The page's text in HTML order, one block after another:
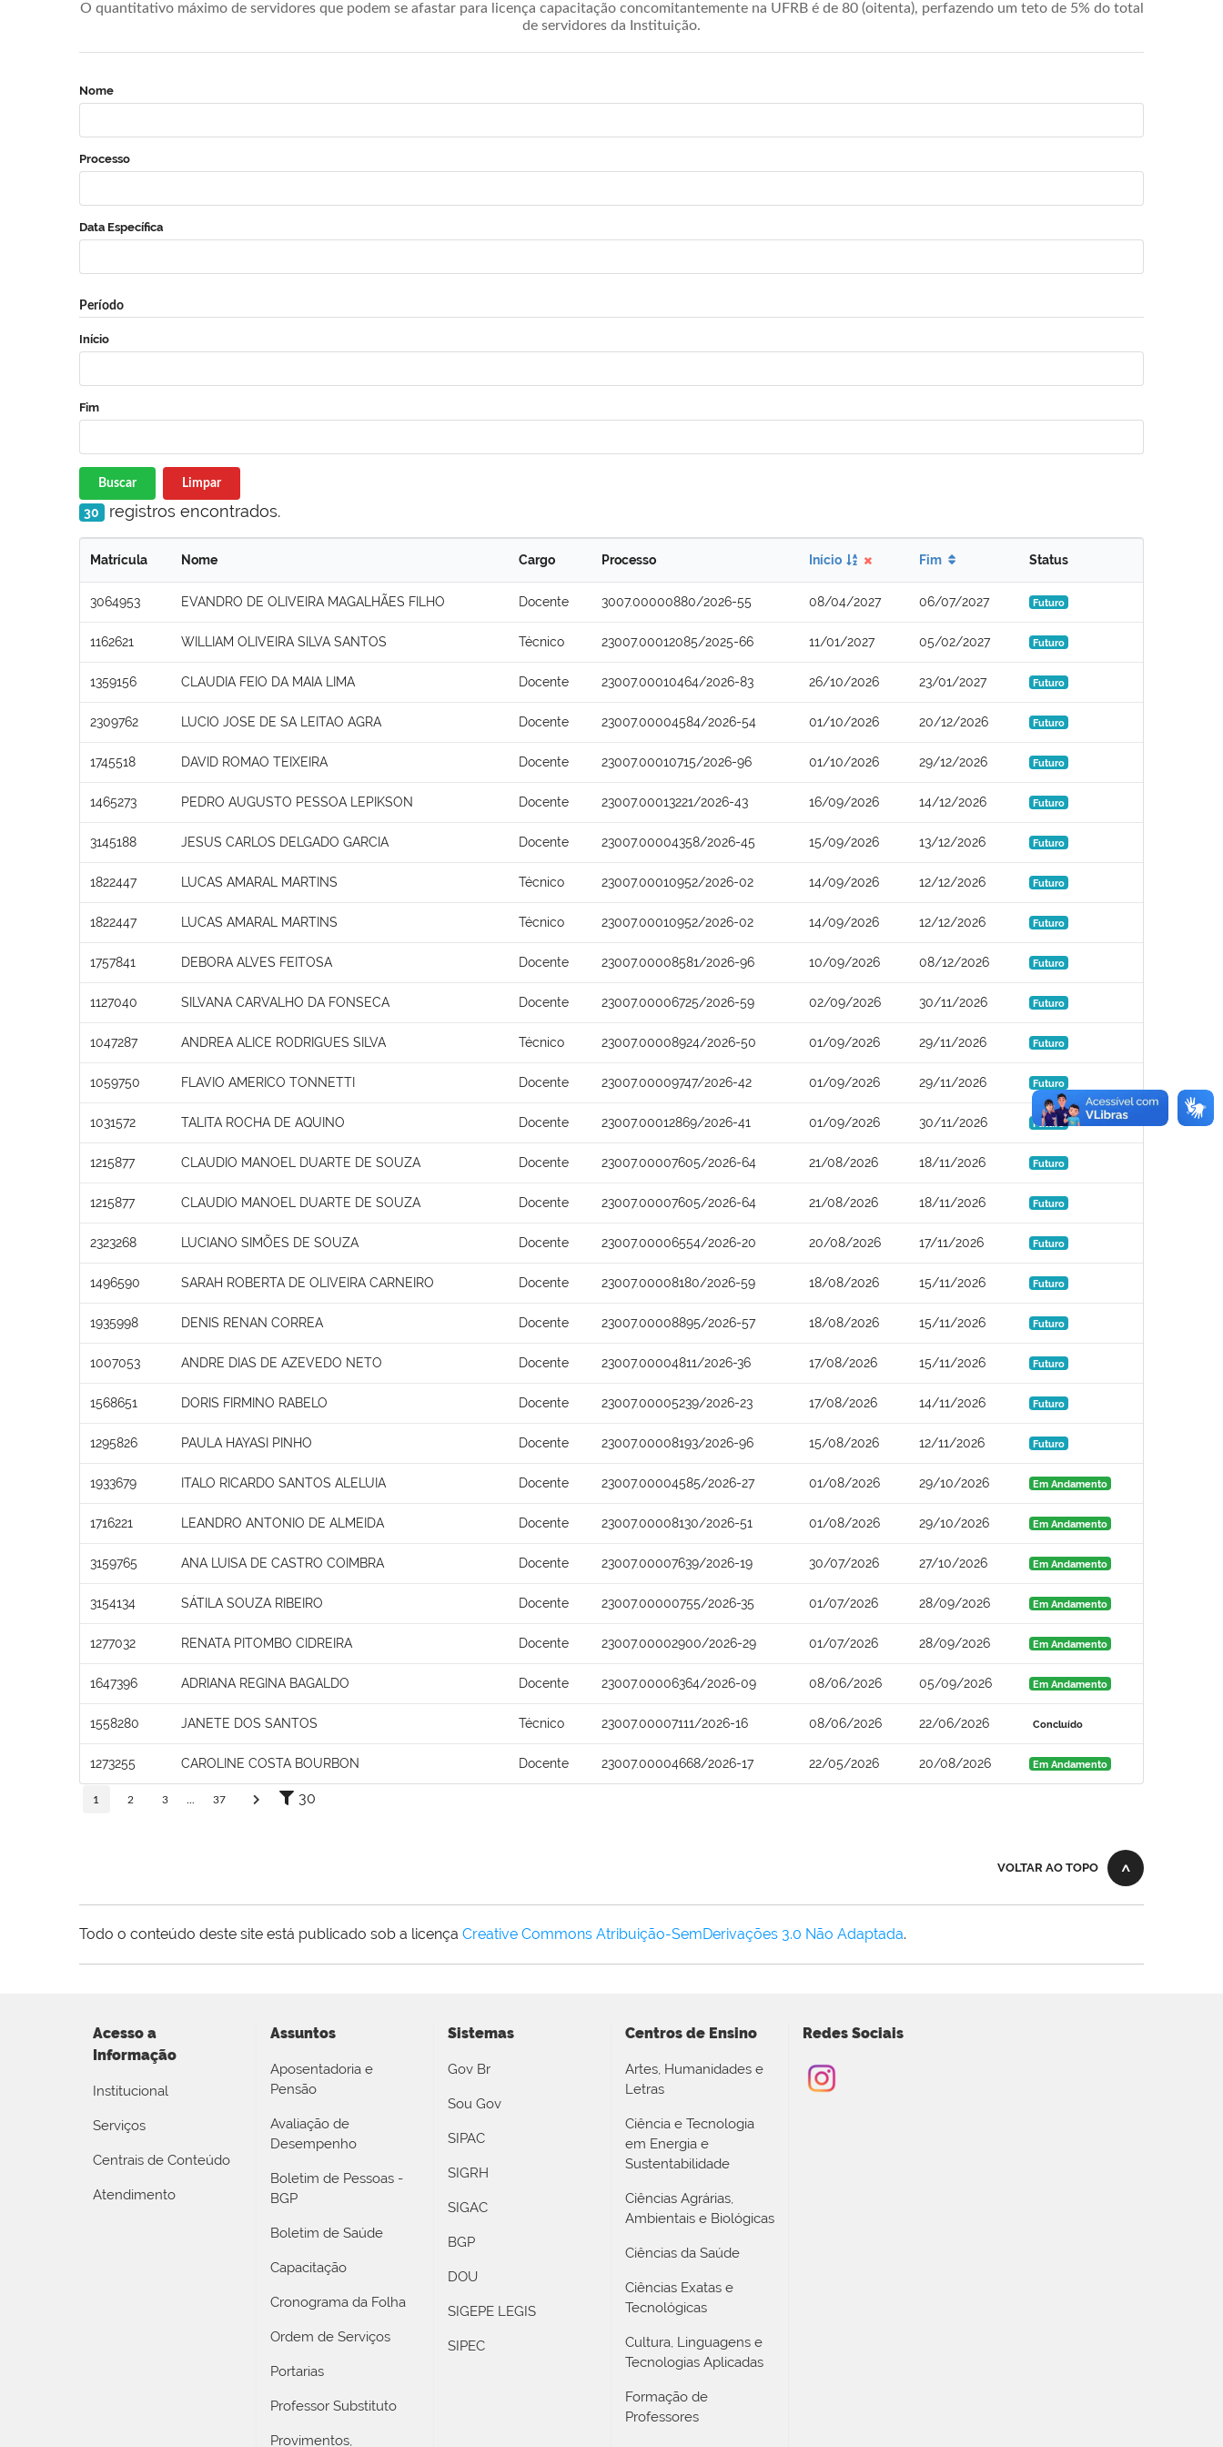
O quantitativo máximo de servidores que podem se afastar para licença capacitação concomitantemente na UFRB é de 80 (oitenta), perfazendo um teto de 5% do total
de servidores da Instituição.
Nome
Processo
Data Específica
Período
Início
Fim
Buscar Limpar
30 registros encontrados.
Matrícula Nome Cargo Processo Início Fim Status
3064953 EVANDRO DE OLIVEIRA MAGALHÃES FILHO Docente 3007.00000880/2026-55 08/04/2027 06/07/2027 Futuro
1162621 WILLIAM OLIVEIRA SILVA SANTOS Técnico 23007.00012085/2025-66 11/01/2027 05/02/2027 Futuro
1359156 CLAUDIA FEIO DA MAIA LIMA Docente 23007.00010464/2026-83 26/10/2026 23/01/2027 Futuro
2309762 LUCIO JOSE DE SA LEITAO AGRA Docente 23007.00004584/2026-54 01/10/2026 20/12/2026 Futuro
1745518 DAVID ROMAO TEIXEIRA Docente 23007.00010715/2026-96 01/10/2026 29/12/2026 Futuro
1465273 PEDRO AUGUSTO PESSOA LEPIKSON Docente 23007.00013221/2026-43 16/09/2026 14/12/2026 Futuro
3145188 JESUS CARLOS DELGADO GARCIA Docente 23007.00004358/2026-45 15/09/2026 13/12/2026 Futuro
1822447 LUCAS AMARAL MARTINS Técnico 23007.00010952/2026-02 14/09/2026 12/12/2026 Futuro
1822447 LUCAS AMARAL MARTINS Técnico 23007.00010952/2026-02 14/09/2026 12/12/2026 Futuro
1757841 DEBORA ALVES FEITOSA Docente 23007.00008581/2026-96 10/09/2026 08/12/2026 Futuro
1127040 SILVANA CARVALHO DA FONSECA Docente 23007.00006725/2026-59 02/09/2026 30/11/2026 Futuro
1047287 ANDREA ALICE RODRIGUES SILVA Técnico 23007.00008924/2026-50 01/09/2026 29/11/2026 Futuro
1059750 FLAVIO AMERICO TONNETTI Docente 23007.00009747/2026-42 01/09/2026 29/11/2026 Futuro
1031572 TALITA ROCHA DE AQUINO Docente 23007.00012869/2026-41 01/09/2026 30/11/2026 Futuro
1215877 CLAUDIO MANOEL DUARTE DE SOUZA Docente 23007.00007605/2026-64 21/08/2026 18/11/2026 Futuro
1215877 CLAUDIO MANOEL DUARTE DE SOUZA Docente 23007.00007605/2026-64 21/08/2026 18/11/2026 Futuro
2323268 LUCIANO SIMÕES DE SOUZA Docente 23007.00006554/2026-20 20/08/2026 17/11/2026 Futuro
1496590 SARAH ROBERTA DE OLIVEIRA CARNEIRO Docente 23007.00008180/2026-59 18/08/2026 15/11/2026 Futuro
1935998 DENIS RENAN CORREA Docente 23007.00008895/2026-57 18/08/2026 15/11/2026 Futuro
1007053 ANDRE DIAS DE AZEVEDO NETO Docente 23007.00004811/2026-36 17/08/2026 15/11/2026 Futuro
1568651 DORIS FIRMINO RABELO Docente 23007.00005239/2026-23 17/08/2026 14/11/2026 Futuro
1295826 PAULA HAYASI PINHO Docente 23007.00008193/2026-96 15/08/2026 12/11/2026 Futuro
1933679 ITALO RICARDO SANTOS ALELUIA Docente 23007.00004585/2026-27 01/08/2026 29/10/2026 Em Andamento
1716221 LEANDRO ANTONIO DE ALMEIDA Docente 23007.00008130/2026-51 01/08/2026 29/10/2026 Em Andamento
3159765 ANA LUISA DE CASTRO COIMBRA Docente 23007.00007639/2026-19 30/07/2026 27/10/2026 Em Andamento
3154134 SÁTILA SOUZA RIBEIRO Docente 23007.00000755/2026-35 01/07/2026 28/09/2026 Em Andamento
1277032 RENATA PITOMBO CIDREIRA Docente 23007.00002900/2026-29 01/07/2026 28/09/2026 Em Andamento
1647396 ADRIANA REGINA BAGALDO Docente 23007.00006364/2026-09 08/06/2026 05/09/2026 Em Andamento
1558280 JANETE DOS SANTOS Técnico 23007.00007111/2026-16 08/06/2026 22/06/2026 Concluído
1273255 CAROLINE COSTA BOURBON Docente 23007.00004668/2026-17 22/05/2026 20/08/2026 Em Andamento
1 2 3 37 30
VOLTAR AO TOPO
Todo o conteúdo deste site está publicado sob a licença Creative Commons Atribuição-SemDerivações 3.0 Não Adaptada.
Acesso a
Informação
Institucional
Serviços
Centrais de Conteúdo
Atendimento
Assuntos
Aposentadoria e
Pensão
Avaliação de
Desempenho
Boletim de Pessoas -
BGP
Boletim de Saúde
Capacitação
Cronograma da Folha
Ordem de Serviços
Portarias
Professor Substituto
Provimentos,
Sistemas
Gov Br
Sou Gov
SIPAC
SIGRH
SIGAC
BGP
DOU
SIGEPE LEGIS
SIPEC
Centros de Ensino
Artes, Humanidades e
Letras
Ciência e Tecnologia
em Energia e
Sustentabilidade
Ciências Agrárias,
Ambientais e Biológicas
Ciências da Saúde
Ciências Exatas e
Tecnológicas
Cultura, Linguagens e
Tecnologias Aplicadas
Formação de
Professores
Redes Sociais